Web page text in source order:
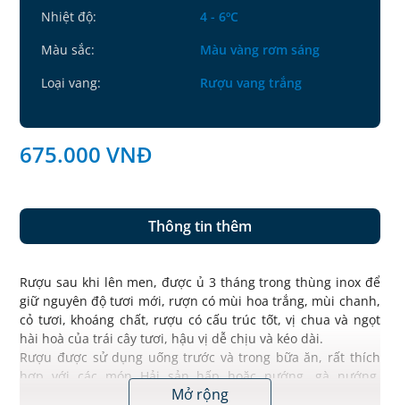
Nhiệt độ:
4 - 6ºC
Màu sắc:
Màu vàng rơm sáng
Loại vang:
Rượu vang trắng
675.000VNĐ
Thông tin thêm
Rượu sau khi lên men, được ủ 3 tháng trong thùng inox để
giữ nguyên độ tươi mới, rượn có mùi hoa trắng, mùi chanh,
cỏ tươi, khoáng chất, rượu có cấu trúc tốt, vị chua và ngọt
hài hoà của trái cây tươi, hậu vị dễ chịu và kéo dài.
Rượu được sử dụng uống trước và trong bữa ăn, rất thích
hợp với các món Hải sản hấp hoặc nướng, gà nướng,
barbecue, sushi, cá hồi sống.Mở rộng